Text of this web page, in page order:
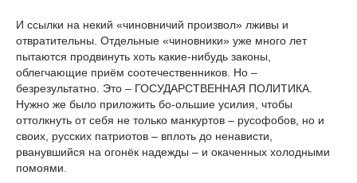
И ссылки на некий «чиновничий произвол» лживы и
отвратительны. Отдельные «чиновники» уже много лет
пытаются продвинуть хоть какие-нибудь законы,
облегчающие приём соотечественников. Но –
безрезультатно. Это – ГОСУДАРСТВЕННАЯ ПОЛИТИКА.
Нужно же было приложить бо-ольшие усилия, чтобы
оттолкнуть от себя не только манкуртов – русофобов, но и
своих, русских патриотов – вплоть до ненависти,
рванувшийся на огонёк надежды – и окаченных холодными
помоями.